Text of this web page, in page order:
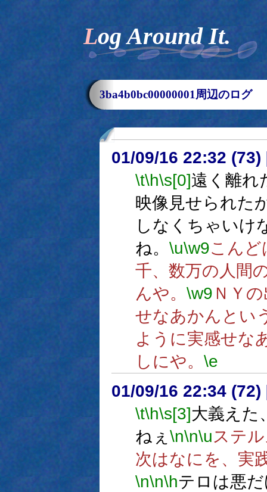
Log Around It.
3ba4b0bc00000001周辺のログ
01/09/16 22:32 (73)
\t\h\s[0]遠く離れ
映像見せられた
しなくちゃいけ
ね。 \u\w9こん
千、数万の人間
んや。 \w9 ＮＹ
せなあかんとい
ように実感せな
しにや。 \e
01/09/16 22:34 (72)
\t\h\s[3]大義えた
ねぇ \n\n\uステ
次はなにを、実
\n\n\hテロは悪